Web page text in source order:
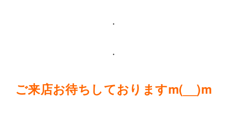
・
・
ご来店お待ちしておりますm(__)m